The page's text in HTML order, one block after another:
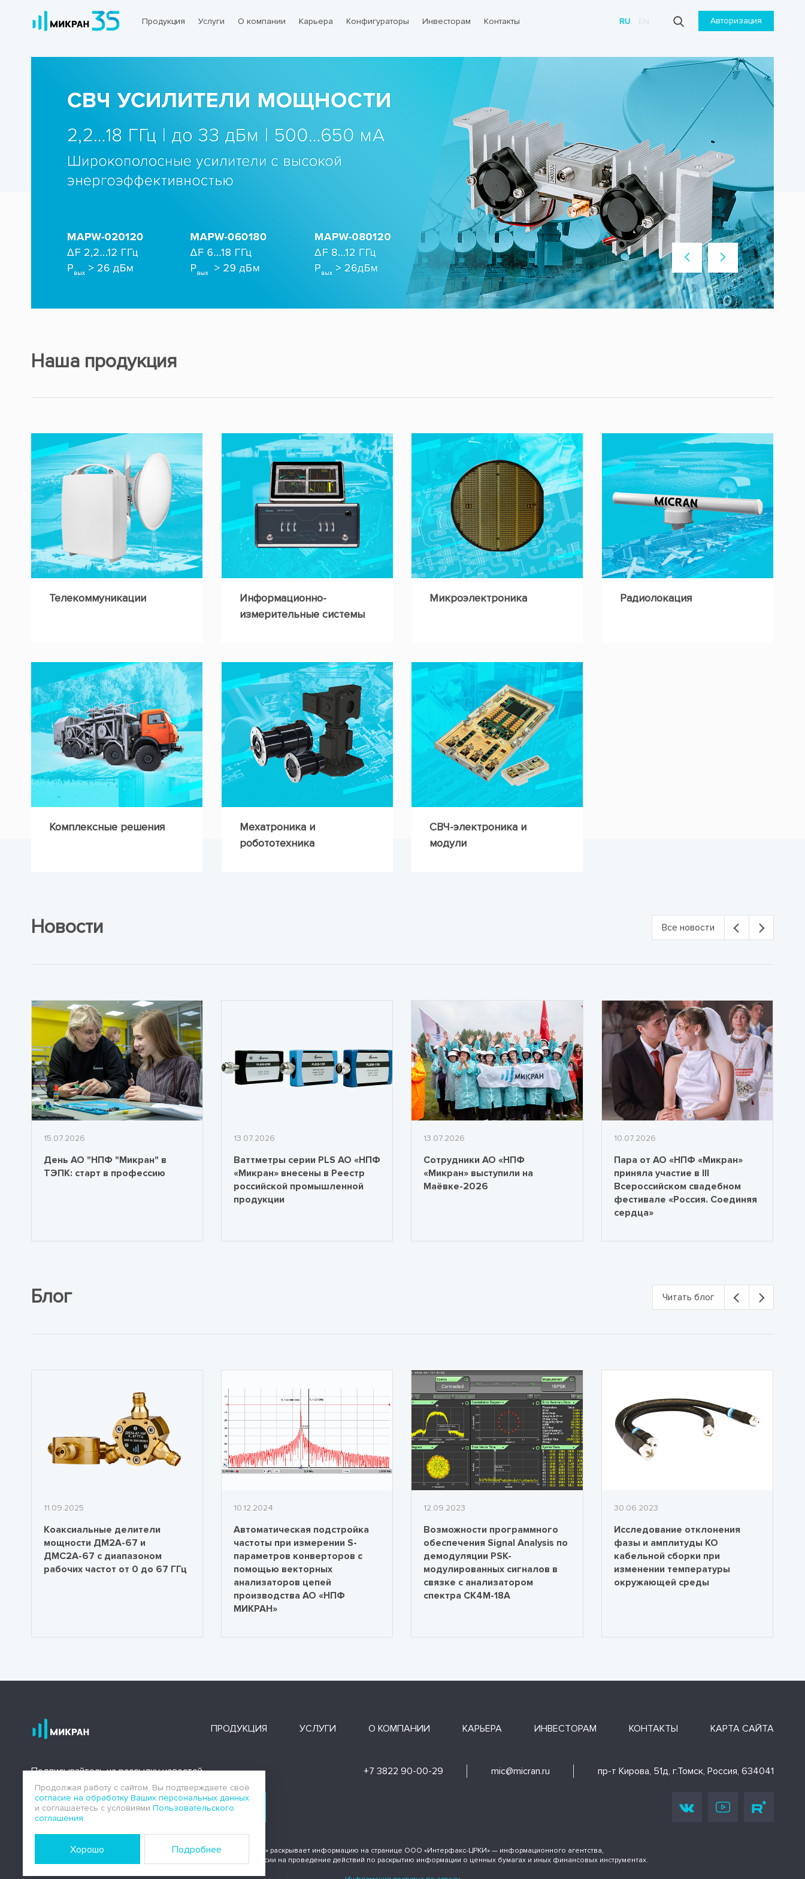
Продукция Услуги О компании Карьера Конфигураторы Инвесторам Контакты RU EN Авторизация
Наша продукция
Телекоммуникации
Информационно-
измерительные системы
Микроэлектроника Радиолокация
Комплексные решения
Мехатроника и
робототехника
СВЧ-электроника и
модули
Новости
15.07.2026
День АО "НПФ "Микран" в
ТЭПК: старт в профессию
13.07.2026
Ваттметры серии PLS АО «НПФ
«Микран» внесены в Реестр
российской промышленной
продукции
13.07.2026
Сотрудники АО «НПФ
«Микран» выступили на
Маёвке-2026
10.07.2026
Пара от АО «НПФ «Микран»
приняла участие в III
Всероссийском свадебном
фестивале «Россия. Соединяя
сердца»
Все новости
Блог
11.09.2025
Коаксиальные делители
мощности ДМ2А-67 и
ДМС2А-67 с диапазоном
рабочих частот от 0 до 67 ГГц
10.12.2024
Автоматическая подстройка
частоты при измерении S-
параметров конверторов с
помощью векторных
анализаторов цепей
производства АО «НПФ
МИКРАН»
12.09.2023
Возможности программного
обеспечения Signal Analysis по
демодуляции PSK-
модулированных сигналов в
связке с анализатором
спектра СК4М-18А
30.06.2023
Исследование отклонения
фазы и амплитуды КО
кабельной сборки при
изменении температуры
окружающей среды
Читать блог
ПРОДУКЦИЯ УСЛУГИ О КОМПАНИИ КАРЬЕРА ИНВЕСТОРАМ КОНТАКТЫ КАРТА САЙТА
Подписывайтесь на рассылку новостей
Подписаться
+7 3822 90-00-29 mic@micran.ru пр-т Кирова, 51д, г.Томск, Россия, 634041
АО «НПФ «Микран» раскрывает информацию на странице ООО «Интерфакс-ЦРКИ» — информационного агентства,
аккредитованного Банком России на проведение действий по раскрытию информации о ценных бумагах и иных финансовых инструментах.
Продолжая работу с сайтом, Вы подтверждаете своё
согласие на обработку Ваших персональных данных
и соглашаетесь с условиями Пользовательского
соглашения.
Хорошо Подробнее